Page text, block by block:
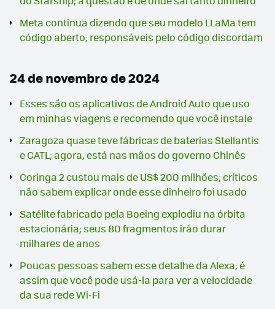
Meta continua dizendo que seu modelo LLaMa tem
código aberto; responsáveis pelo código discordam
24 de novembro de 2024
Esses são os aplicativos de Android Auto que uso
em minhas viagens e recomendo que você instale
Zaragoza quase teve fábricas de baterias Stellantis
e CATL; agora, está nas mãos do governo Chinês
Coringa 2 custou mais de US$ 200 milhões; críticos
não sabem explicar onde esse dinheiro foi usado
Satélite fabricado pela Boeing explodiu na órbita
estacionária; seus 80 fragmentos irão durar
milhares de anos
Poucas pessoas sabem esse detalhe da Alexa; é
assim que você pode usá-la para ver a velocidade
da sua rede Wi-Fi